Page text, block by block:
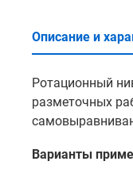
Описание и
Ротационный
разметочных
Варианты